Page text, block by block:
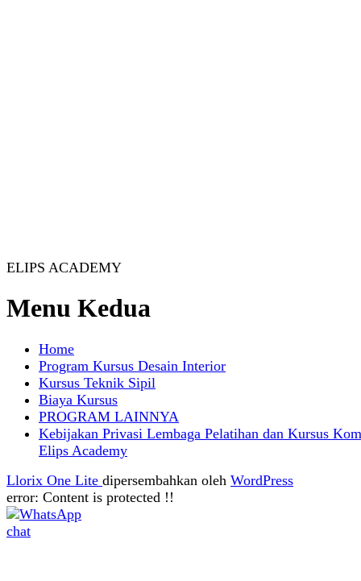
ELIPS ACADEMY
Menu Kedua
Home
Program Kursus Desain Interior
Kursus Teknik Sipil
Biaya Kursus
PROGRAM LAINNYA
Kebijakan Privasi Lembaga Pelatihan dan Kursus
Elips Academy
Llorix One Lite dipersembahkan oleh WordPress
error: Content is protected !!